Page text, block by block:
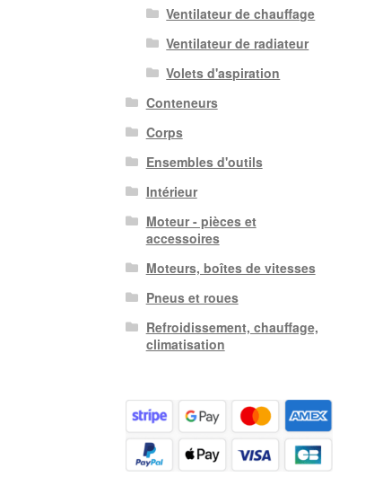
Ventilateur de chauffage
Ventilateur de radiateur
Volets d'aspiration
Conteneurs
Corps
Ensembles d'outils
Intérieur
Moteur - pièces et
accessoires
Moteurs, boîtes de vitesses
Pneus et roues
Refroidissement, chauffage,
climatisation